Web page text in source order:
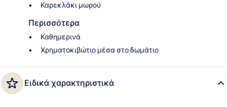
Καρεκλάκι μωρού
Περισσότερα
Καθημερινά
Χρηματοκιβώτιο μέσα στο δωμάτιο
Ειδικά χαρακτηριστικά